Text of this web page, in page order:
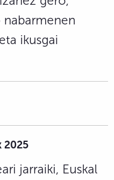
nabarmenen
ikusgai
2025
jarraiki, Euskal